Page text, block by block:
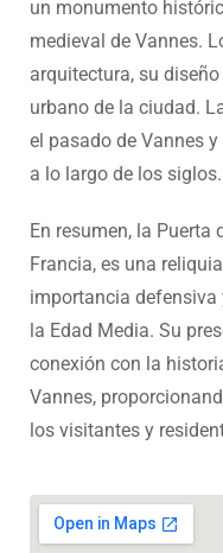
un monumento
medieval de Vannes.
arquitectura, su
urbano de la ciudad.
el pasado de Vannes
a lo largo de los siglos.
En resumen, la Puerta
Francia, es una
importancia defensiva
la Edad Media. Su
conexión con la
Vannes,
los visitantes y